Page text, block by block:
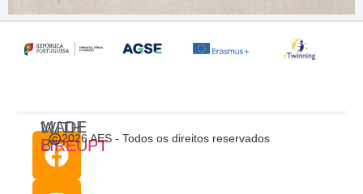
MADE WITH
BY
LIREUPT
2026 AES - Todos os direitos reservados